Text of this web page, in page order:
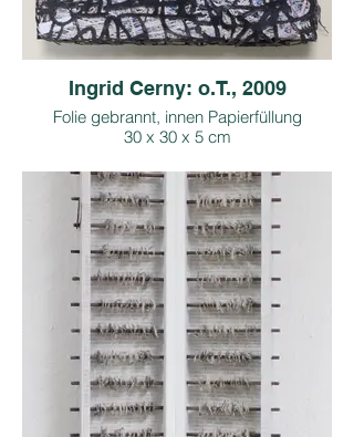
Ingrid Cerny: o.T., 2009
Folie gebrannt, innen Papierfüllung
30 x 30 x 5 cm
Copyright: I. Cerny, Bildrecht
Foto: M. Seif
Preis inkl. 13 % Ust.: € 1.000,-